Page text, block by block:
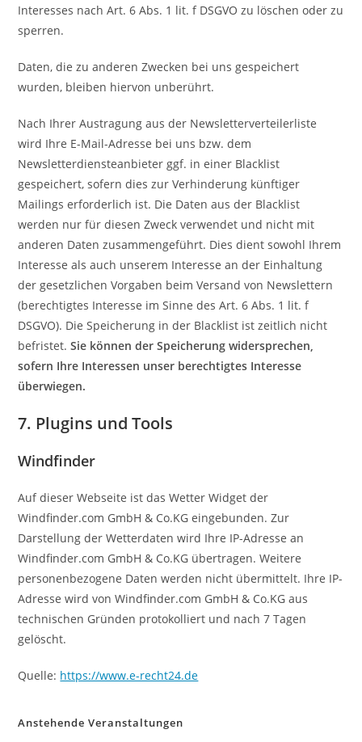
Interesses nach Art. 6 Abs. 1 lit. f DSGVO zu löschen oder zu
sperren.
Daten, die zu anderen Zwecken bei uns gespeichert
wurden, bleiben hiervon unberührt.
Nach Ihrer Austragung aus der Newsletterverteilerliste
wird Ihre E-Mail-Adresse bei uns bzw. dem
Newsletterdiensteanbieter ggf. in einer Blacklist
gespeichert, sofern dies zur Verhinderung künftiger
Mailings erforderlich ist. Die Daten aus der Blacklist
werden nur für diesen Zweck verwendet und nicht mit
anderen Daten zusammengeführt. Dies dient sowohl Ihrem
Interesse als auch unserem Interesse an der Einhaltung
der gesetzlichen Vorgaben beim Versand von Newslettern
(berechtigtes Interesse im Sinne des Art. 6 Abs. 1 lit. f
DSGVO). Die Speicherung in der Blacklist ist zeitlich nicht
befristet.Sie können der Speicherung widersprechen,
sofern Ihre Interessen unser berechtigtes Interesse
überwiegen.
7. Plugins und Tools
Windfinder
Auf dieser Webseite ist das Wetter Widget der
Windfinder.com GmbH & Co.KG eingebunden. Zur
Darstellung der Wetterdaten wird Ihre IP-Adresse an
Windfinder.com GmbH & Co.KG übertragen. Weitere
personenbezogene Daten werden nicht übermittelt. Ihre IP-
Adresse wird von Windfinder.com GmbH & Co.KG aus
technischen Gründen protokolliert und nach 7 Tagen
gelöscht.
Quelle: https://www.e-recht24.de
Anstehende Veranstaltungen